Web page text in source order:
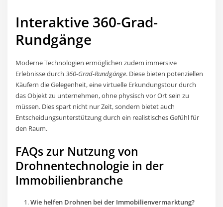
Interaktive 360-Grad-
Rundgänge
Moderne Technologien ermöglichen zudem immersive
Erlebnisse durch360-Grad-Rundgänge. Diese bieten potenziellen
Käufern die Gelegenheit, eine virtuelle Erkundungstour durch
das Objekt zu unternehmen, ohne physisch vor Ort sein zu
müssen. Dies spart nicht nur Zeit, sondern bietet auch
Entscheidungsunterstützung durch ein realistisches Gefühl für
den Raum.
FAQs zur Nutzung von
Drohnentechnologie in der
Immobilienbranche
Wie helfen Drohnen bei der Immobilienvermarktung?